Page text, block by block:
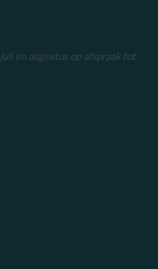
juli en augustus op afspraak tot